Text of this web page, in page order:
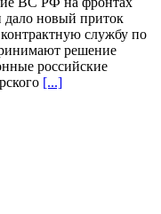
дало новый приток
службу по
решение
российские
[...]